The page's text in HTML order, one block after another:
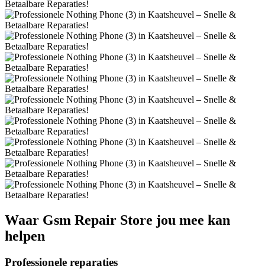
Waar Gsm Repair Store jou mee kan
helpen
Professionele reparaties